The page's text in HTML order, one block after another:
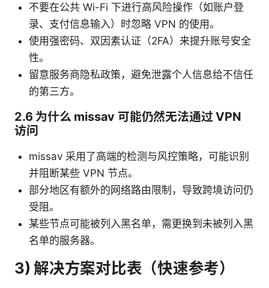
不要在公共 Wi-Fi 下进行高风险操作（如账户登
录、支付信息输入）时忽略 VPN 的使用。
使用强密码、双因素认证（2FA）来提升账号安全
性。
留意服务商隐私政策，避免泄露个人信息给不信任
的第三方。
2.6 为什么 missav 可能仍然无法通过 VPN
访问
missav 采用了高端的检测与风控策略，可能识别
并阻断某些 VPN 节点。
部分地区有额外的网络路由限制，导致跨境访问仍
受阻。
某些节点可能被列入黑名单，需更换到未被列入黑
名单的服务器。
3) 解决方案对比表（快速参考）